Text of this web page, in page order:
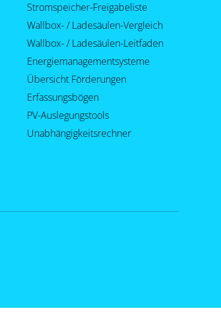
Stromspeicher-Freigabeliste
Wallbox- / Ladesäulen-Vergleich
Wallbox- / Ladesäulen-Leitfaden
Energiemanagementsysteme
Übersicht Förderungen
Erfassungsbögen
PV-Auslegungstools
Unabhängigkeitsrechner